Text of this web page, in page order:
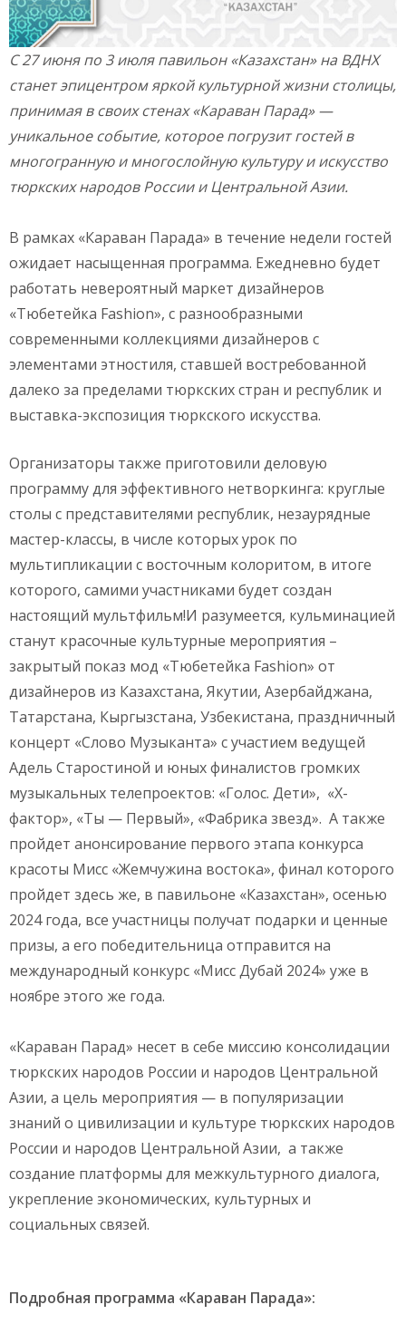
С 27 июня по 3 июля павильон «Казахстан» на ВДНХ
станет эпицентром яркой культурной жизни столицы,
принимая в своих стенах «Караван Парад» —
уникальное событие, которое погрузит гостей в
многогранную и многослойную культуру и искусство
тюркских народов России и Центральной Азии.
В рамках «Караван Парада» в течение недели гостей
ожидает насыщенная программа. Ежедневно будет
работать невероятный маркет дизайнеров
«Тюбетейка Fashion», с разнообразными
современными коллекциями дизайнеров с
элементами этностиля, ставшей востребованной
далеко за пределами тюркских стран и республик и
выставка-экспозиция тюркского искусства.
Организаторы также приготовили деловую
программу для эффективного нетворкинга: круглые
столы с представителями республик, незаурядные
мастер-классы, в числе которых урок по
мультипликации с восточным колоритом, в итоге
которого, самими участниками будет создан
настоящий мультфильм!И разумеется, кульминацией
станут красочные культурные мероприятия –
закрытый показ мод «Тюбетейка Fashion» от
дизайнеров из Казахстана, Якутии, Азербайджана,
Татарстана, Кыргызстана, Узбекистана, праздничный
концерт «Слово Музыканта» с участием ведущей
Адель Старостиной и юных финалистов громких
музыкальных телепроектов: «Голос. Дети», «Х-
фактор», «Ты — Первый», «Фабрика звезд». А также
пройдет анонсирование первого этапа конкурса
красоты Мисс «Жемчужина востока», финал которого
пройдет здесь же, в павильоне «Казахстан», осенью
2024 года, все участницы получат подарки и ценные
призы, а его победительница отправится на
международный конкурс «Мисс Дубай 2024» уже в
ноябре этого же года.
«Караван Парад» несет в себе миссию консолидации
тюркских народов России и народов Центральной
Азии, а цель мероприятия — в популяризации
знаний о цивилизации и культуре тюркских народов
России и народов Центральной Азии, а также
создание платформы для межкультурного диалога,
укрепление экономических, культурных и
социальных связей.
Подробная программа «Караван Парада»: